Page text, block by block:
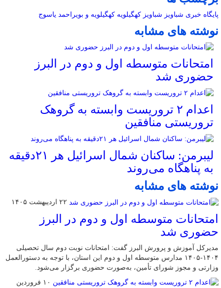
پایگاه خبری شباویز شباویز کهگیلویه کهگیلویه و بویراحمد یاسوج
نوشته های مشابه
امتحانات متوسطه اول و دوم در البرز
حضوری شد
اعدام ۲ تروریست وابسته به گروهک
تروریستی منافقین
لیبرمن: ساکنان شمال اسرائیل هر ۲۱دقیقه
به پناهگاه می‌روند
نوشته های مشابه
۲۲ اردیبهشت ۱۴۰۵
امتحانات متوسطه اول و دوم در البرز
حضوری شد
مدیرکل آموزش و پرورش البرز گفت: امتحانات نوبت دوم سال تحصیلی
۱۴۰۴-۱۴۰۵ مدارس متوسطه اول و دوم این استان، با توجه به دستورالعمل
وزارتی و مجوز شورای تأمین، به‌صورت حضوری برگزار می‌شود.
۱۰ فروردین